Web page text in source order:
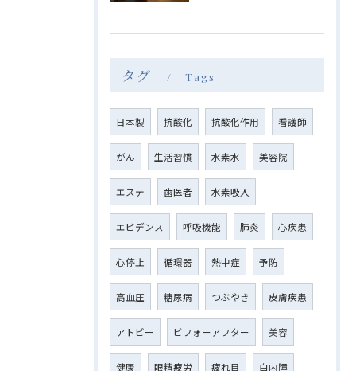
タグ Tags
日本製 抗酸化 抗酸化作用 看護師
がん 生活習慣 水素水 美容院
エステ 歯医者 水素吸入
エビデンス 呼吸機能 肺炎 心疾患
心停止 循環器 熱中症 予防
高血圧 糖尿病 つぶやき 皮膚疾患
アトピー ビフォーアフター 美容
健康 眼精疲労 疲れ目 白内障